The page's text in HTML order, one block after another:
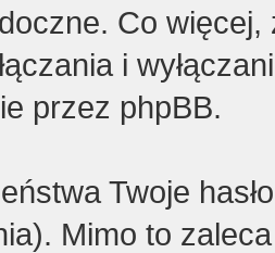
Co
i
przez phpBB.
Twoje
Mimo to